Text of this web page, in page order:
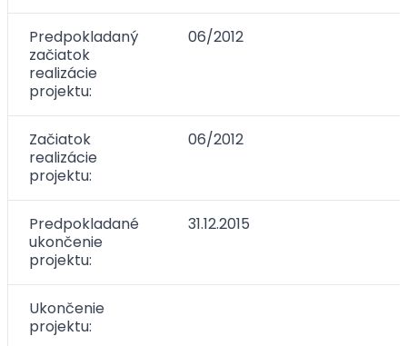
Predpokladaný
začiatok
realizácie
projektu:
06/2012
Začiatok
realizácie
projektu:
06/2012
Predpokladané
ukončenie
projektu:
31.12.2015
Ukončenie
projektu: